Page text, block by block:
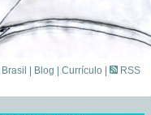
Blog Currículo RSS